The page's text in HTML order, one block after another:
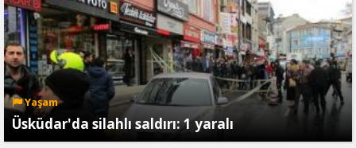
Yaşam
Üsküdar'da silahlı saldırı: 1 yaralı